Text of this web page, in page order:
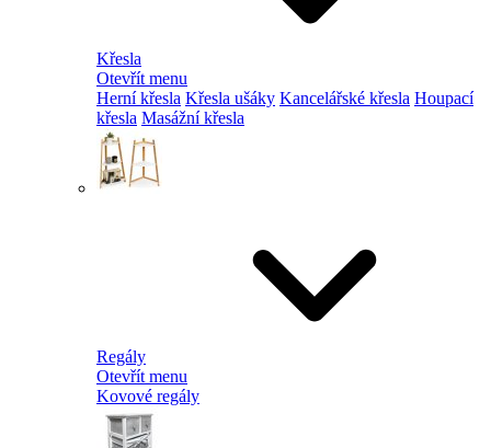
Křesla
Otevřít menu
Herní křesla Křesla ušáky Kancelářské křesla Houpací
křesla Masážní křesla
Regály
Otevřít menu
Kovové regály